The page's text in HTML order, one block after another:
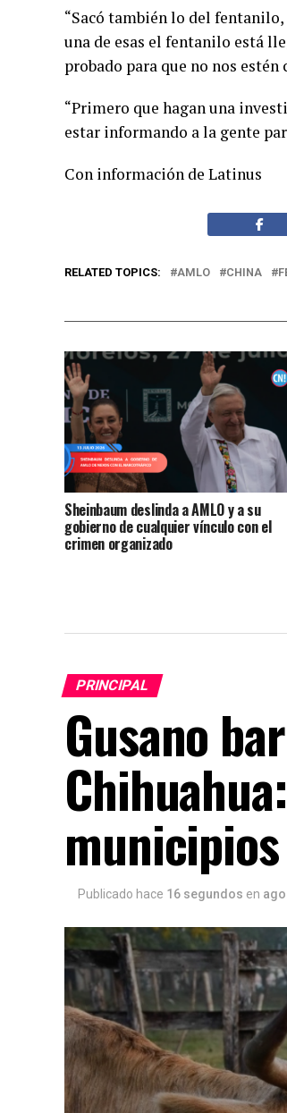
“Sacó también lo del fentanilo,
una de esas el fentanilo está
probado para que no nos
“Primero que hagan una
estar informando a la gente
Con información de Latinus
RELATED TOPICS: AMLO CHINA
Sheinbaum deslinda a AMLO y a su
gobierno de cualquier vínculo con el
crimen organizado
PRINCIPAL
Gusano
Publicado hace 16 segundos en